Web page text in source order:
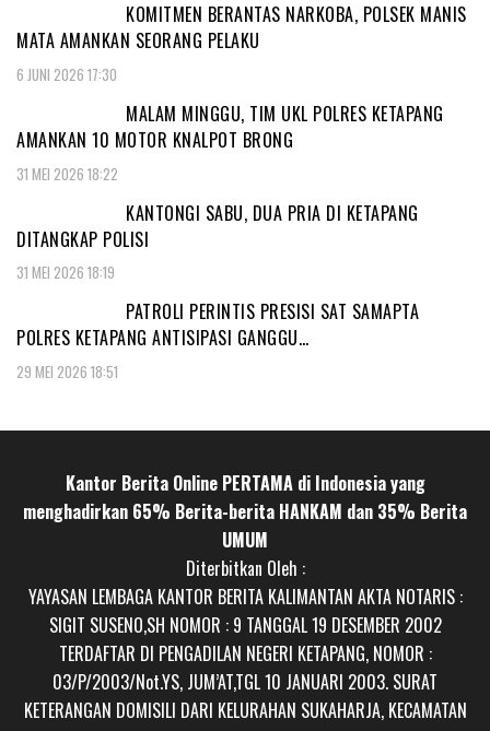
KOMITMEN BERANTAS NARKOBA, POLSEK MANIS
MATA AMANKAN SEORANG PELAKU
6 JUNI 2026 17:30
MALAM MINGGU, TIM UKL POLRES KETAPANG
AMANKAN 10 MOTOR KNALPOT BRONG
31 MEI 2026 18:22
KANTONGI SABU, DUA PRIA DI KETAPANG
DITANGKAP POLISI
31 MEI 2026 18:19
PATROLI PERINTIS PRESISI SAT SAMAPTA
POLRES KETAPANG ANTISIPASI GANGGU…
29 MEI 2026 18:51
Kantor Berita Online PERTAMA di Indonesia yang
menghadirkan 65% Berita-berita HANKAM dan 35% Berita
UMUM
Diterbitkan Oleh :
YAYASAN LEMBAGA KANTOR BERITA KALIMANTAN AKTA NOTARIS :
SIGIT SUSENO,SH NOMOR : 9 TANGGAL 19 DESEMBER 2002
TERDAFTAR DI PENGADILAN NEGERI KETAPANG, NOMOR :
03/P/2003/Not.YS, JUM’AT,TGL 10 JANUARI 2003. SURAT
KETERANGAN DOMISILI DARI KELURAHAN SUKAHARJA, KECAMATAN